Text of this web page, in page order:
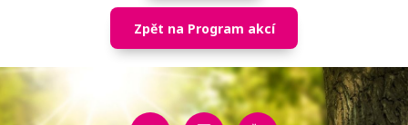
Zpět na Program akcí